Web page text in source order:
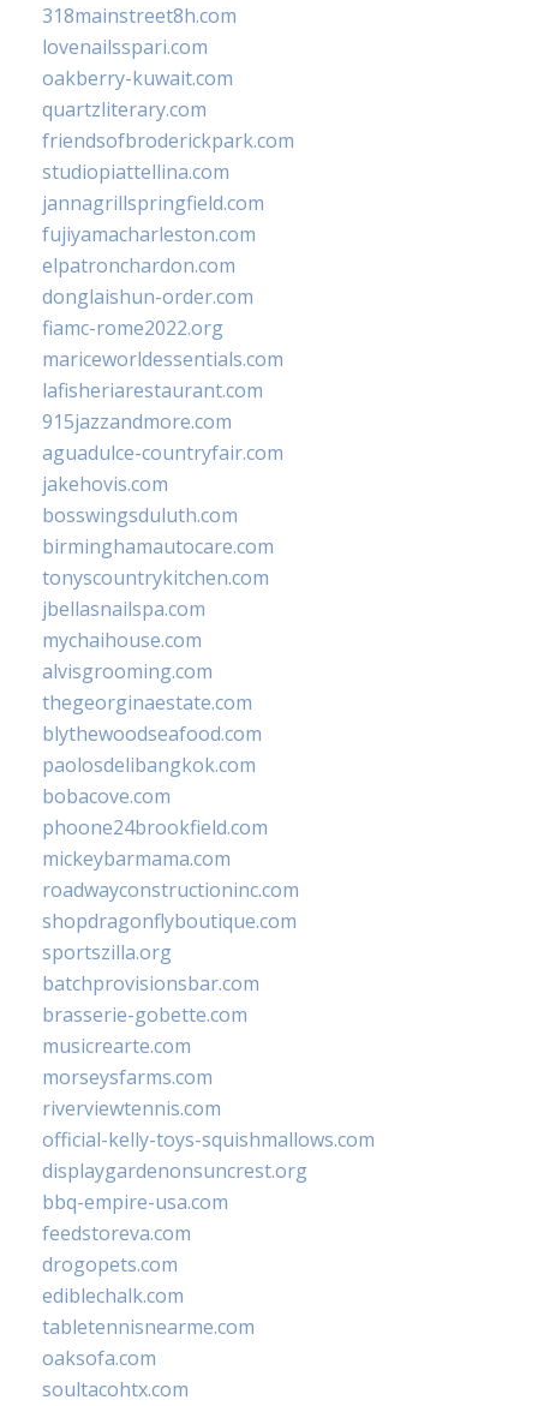
318mainstreet8h.com
lovenailsspari.com
oakberry-kuwait.com
quartzliterary.com
friendsofbroderickpark.com
studiopiattellina.com
jannagrillspringfield.com
fujiyamacharleston.com
elpatronchardon.com
donglaishun-order.com
fiamc-rome2022.org
mariceworldessentials.com
lafisheriarestaurant.com
915jazzandmore.com
aguadulce-countryfair.com
jakehovis.com
bosswingsduluth.com
birminghamautocare.com
tonyscountrykitchen.com
jbellasnailspa.com
mychaihouse.com
alvisgrooming.com
thegeorginaestate.com
blythewoodseafood.com
paolosdelibangkok.com
bobacove.com
phoone24brookfield.com
mickeybarmama.com
roadwayconstructioninc.com
shopdragonflyboutique.com
sportszilla.org
batchprovisionsbar.com
brasserie-gobette.com
musicrearte.com
morseysfarms.com
riverviewtennis.com
official-kelly-toys-squishmallows.com
displaygardenonsuncrest.org
bbq-empire-usa.com
feedstoreva.com
drogopets.com
ediblechalk.com
tabletennisnearme.com
oaksofa.com
soultacohtx.com